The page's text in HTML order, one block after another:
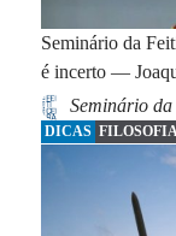
Seminário da
é incerto —
Seminário
DICAS